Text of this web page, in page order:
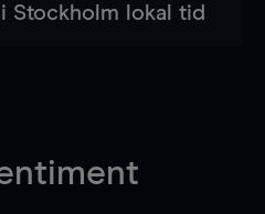
Stockholm lokal tid